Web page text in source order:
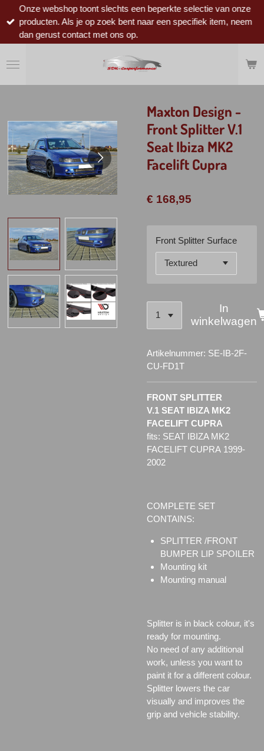
direct
naar
hoofdinhoud
Onze webshop toont slechts een beperkte selectie van onze
producten. Als je op zoek bent naar een specifiek item, neem
dan gerust contact met ons op.
Maxton Design -
Front Splitter V.1
Seat Ibiza MK2
Facelift Cupra
€ 168,95
Front Splitter Surface
In
winkelwagen
Artikelnummer: SE-IB-2F-
CU-FD1T
FRONT SPLITTER
V.1 SEAT IBIZA MK2
FACELIFT CUPRA
fits: SEAT IBIZA MK2
FACELIFT CUPRA 1999-
2002
COMPLETE SET
CONTAINS:
SPLITTER /FRONT
BUMPER LIP SPOILER
Mounting kit
Mounting manual
Splitter is in black colour, it's
ready for mounting.
No need of any additional
work, unless you want to
paint it for a different colour.
Splitter lowers the car
visually and improves the
grip and vehicle stability.